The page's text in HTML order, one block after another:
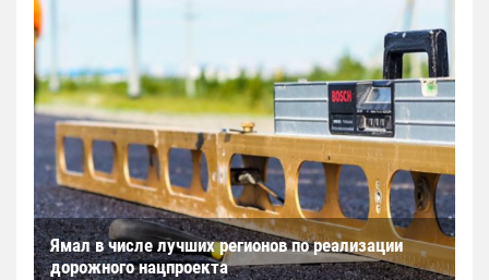
Ямал в числе лучших регионов по реализации
дорожного нацпроекта